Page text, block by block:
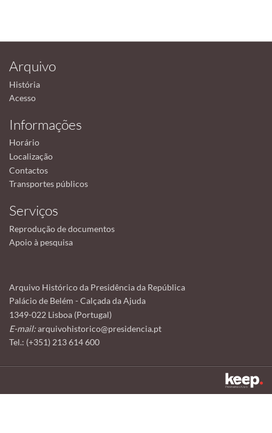
Arquivo
História
Acesso
Informações
Horário
Localização
Contactos
Transportes públicos
Serviços
Reprodução de documentos
Apoio à pesquisa
Arquivo Histórico da Presidência da República
Palácio de Belém - Calçada da Ajuda
1349-022 Lisboa (Portugal)
E-mail:arquivohistorico@presidencia.pt
Tel.: (+351) 213 614 600